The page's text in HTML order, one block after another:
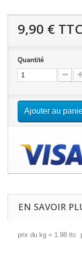
9,90 € TTC
Quantité
Ajouter au
EN SAVOIR
prix du kg = 1.98 ttc